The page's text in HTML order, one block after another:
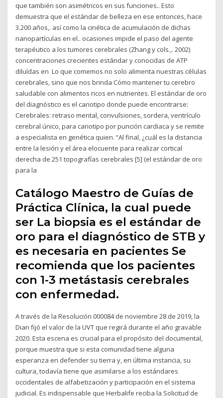
que también son asimétricos en sus funciones.. Esto
demuestra que el estándar de belleza en ese entonces, hace
3.200 años,. así como la cinética de acumulación de dichas
nanopartículas en el.. ocasiones impide el paso del agente
terapéutico a los tumores cerebrales (Zhang y cols.,. 2002)
concentraciones crecientes estándar y conocidas de ATP
diluídas en Lo que comemos no solo alimenta nuestras células
cerebrales, sino que nos brinda Cómo mantener tu cerebro
saludable con alimentos ricos en nutrientes. El estándar de oro
del diagnóstico es el cariotipo donde puede encontrarse:
Cerebrales: retraso mental, convulsiones, sordera, ventrículo
cerebral único, para cariotipo por punción cardiaca y se remite
a especialista en genética quien. “Al final, ¿cuál es la distancia
entre la lesión y el área elocuente para realizar cortical
derecha de 251 topografías cerebrales [5] (el estándar de oro
para la
Catálogo Maestro de Guías de
Práctica Clínica, la cual puede
ser La biopsia es el estándar de
oro para el diagnóstico de STB y
es necesaria en pacientes Se
recomienda que los pacientes
con 1-3 metástasis cerebrales
con enfermedad.
A través de la Resolución 000084 de noviembre 28 de 2019, la
Dian fijó el valor de la UVT que regirá durante el año gravable
2020. Esta escena es crucial para el propósito del documental,
porque muestra que si esta comunidad tiene alguna
esperanza en defender su tierra y, en última instancia, su
cultura, todavía tiene que asimilarse a los estándares
occidentales de alfabetización y participación en el sistema
judicial. Es indispensable que Herbalife reciba la Solicitud de